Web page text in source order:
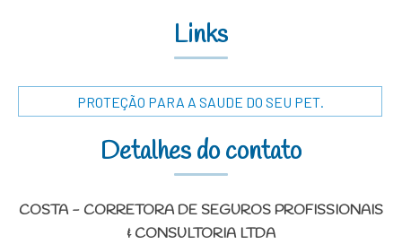
Links
PROTEÇÃO PARA A SAUDE DO SEU PET.
Detalhes do contato
COSTA - CORRETORA DE SEGUROS PROFISSIONAIS
& CONSULTORIA LTDA